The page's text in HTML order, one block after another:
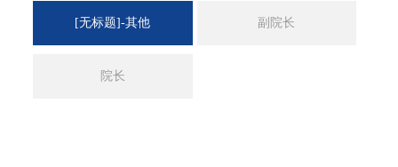
[无标题]-其他 副院长
院长